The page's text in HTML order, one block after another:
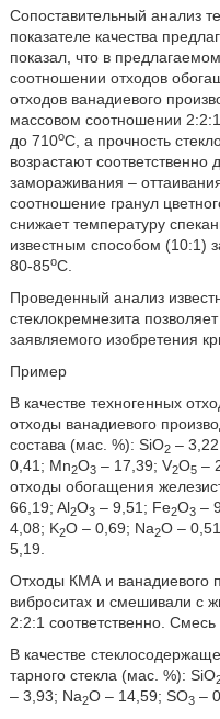
Сопоставительный анализ
показателе качества
показал, что в
соотношении отходов
отходов ванадиевого
массовом соотношении
до 710оС, а прочность
возрастают
замораживания –
соотношение гранул
снижает температуру
известным способом (10:1)
80-85оС.
Проведенный анализ
стеклокремнезита
заявляемого изобретения
Пример
В качестве техногенных
отходы ванадиевого
состава (мас. %): SiO2–
0,41; Mn2O3– 17,39; V2O5–
отходы обогащения
66,19; Al2O3– 9,51; Fe2O3–
4,08; K2O – 0,69; Na2O –
5,19.
Отходы КМА и ванадиевого
виброситах и смешивали с
2:2:1 соответственно.
В качестве
тарного стекла (мас. %): SiO
– 3,93; Na2O – 14,59; SO3–